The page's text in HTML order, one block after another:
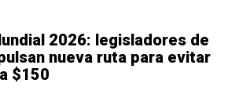
2026: legisladores de
nueva ruta para evitar
$150